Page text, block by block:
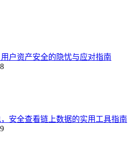
户资产安全的隐忧与应对指南
安全查看链上数据的实用工具指南